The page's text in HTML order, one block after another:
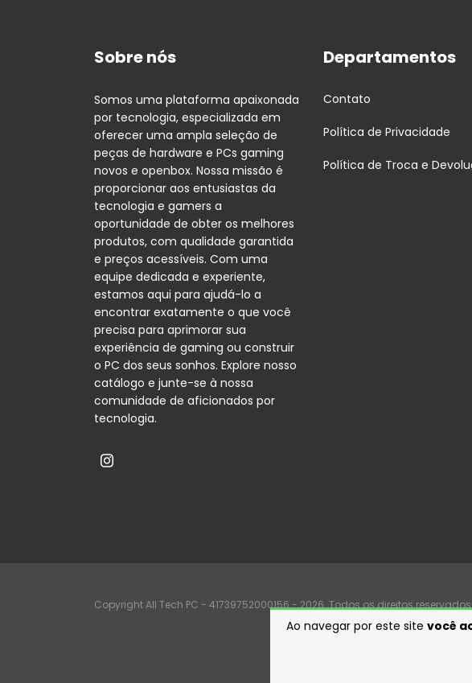
Ao navegar por este site você
Sobre nós
Somos uma plataforma apaixonada
por tecnologia, especializada em
oferecer uma ampla seleção de
peças de hardware e PCs gaming
novos e openbox. Nossa missão é
proporcionar aos entusiastas da
tecnologia e gamers a
oportunidade de obter os melhores
produtos, com qualidade garantida
e preços acessíveis. Com uma
equipe dedicada e experiente,
estamos aqui para ajudá-lo a
encontrar exatamente o que você
precisa para aprimorar sua
experiência de gaming ou construir
o PC dos seus sonhos. Explore nosso
catálogo e junte-se à nossa
comunidade de aficionados por
tecnologia.
Departamentos
Contato
Política de Privacidade
Política de Troca e
Copyright All Tech PC - 41739752000156 - 2026. Todos os direitos